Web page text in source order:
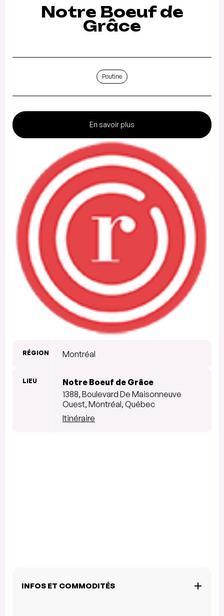
Notre Boeuf de
Grâce
Poutine
En savoir plus
RÉGION Montréal
LIEU
Notre Boeuf de Grâce
1388, Boulevard De Maisonneuve
Ouest, Montréal, Québec
Itinéraire
INFOS ET COMMODITÉS